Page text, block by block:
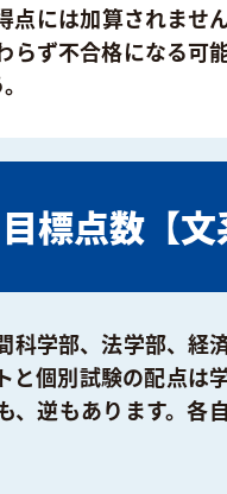
点には加算されませ
らず不合格になる可
標点数【文
科学部、法学部、経
と個別試験の配点は
、逆もあります。各